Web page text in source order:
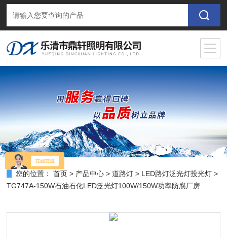
您的位置： 首页 > 产品中心 >道路灯 > LED路灯泛光灯投光灯 >
TG747A-150W石油石化LED泛光灯100W/150W功率防腐厂房